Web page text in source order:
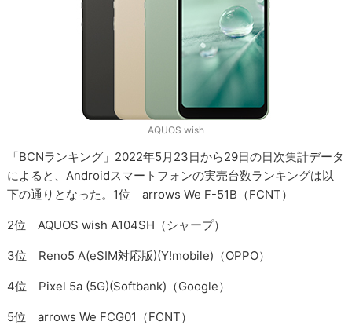
AQUOS wish
「BCNランキング」2022年5月23日から29日の日次集計データ
によると、Androidスマートフォンの実売台数ランキングは以
下の通りとなった。1位 arrows We F-51B（FCNT）
2位 AQUOS wish A104SH（シャープ）
3位 Reno5 A(eSIM対応版)(Y!mobile)（OPPO）
4位 Pixel 5a (5G)(Softbank)（Google）
5位 arrows We FCG01（FCNT）